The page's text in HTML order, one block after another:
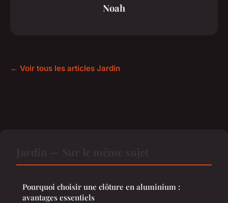
Noah
← Voir tous les articles Jardin
Pourquoi choisir une clôture en aluminium :
avantages essentiels